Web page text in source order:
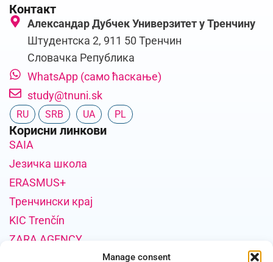
Manage consent
Контакт
Александар Дубчек Универзитет у Тренчину
Штудентска 2, 911 50 Тренчин
Словачка Република
WhatsApp (само ћаскање)
study@tnuni.sk
RU SRB UA PL
Корисни линкови
SAIA
Језичка школа
ERASMUS+
Тренчински крај
KIC Trenčín
ZARA AGENCY
Информације о финансирању пројекта